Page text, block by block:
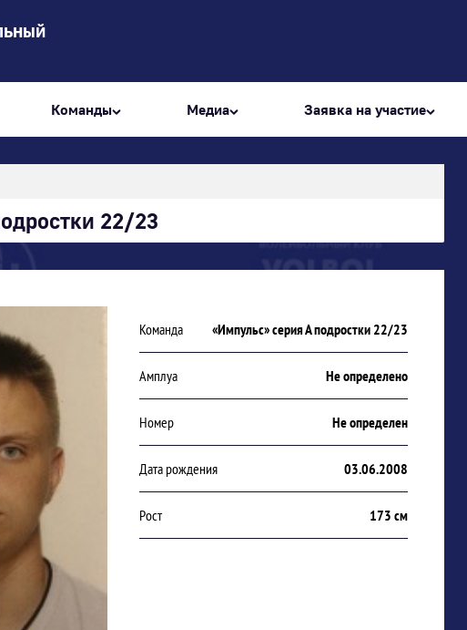
Команды Медиа Заявка на участие
22/23
Команда «Импульс» серия А подростки 22/23
Амплуа Не определено
Номер Не определен
Дата рождения 03.06.2008
Рост 173 см